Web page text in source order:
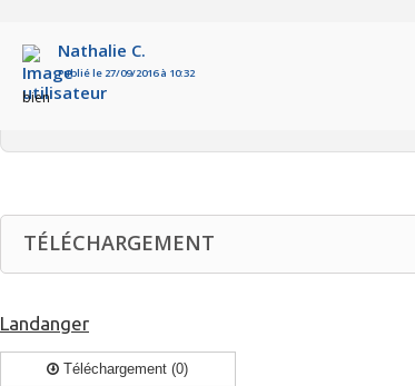
Nathalie C.
Publié le 27/09/2016 à 10:32
bien
TÉLÉCHARGEMENT
Landanger
Téléchargement (0)